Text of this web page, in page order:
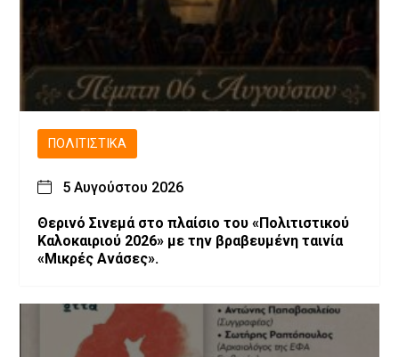
ΠΟΛΙΤΙΣΤΙΚΆ
5 Αυγούστου 2026
Θερινό Σινεμά στο πλαίσιο του «Πολιτιστικού
Καλοκαιριού 2026» με την βραβευμένη ταινία
«Μικρές Ανάσες».